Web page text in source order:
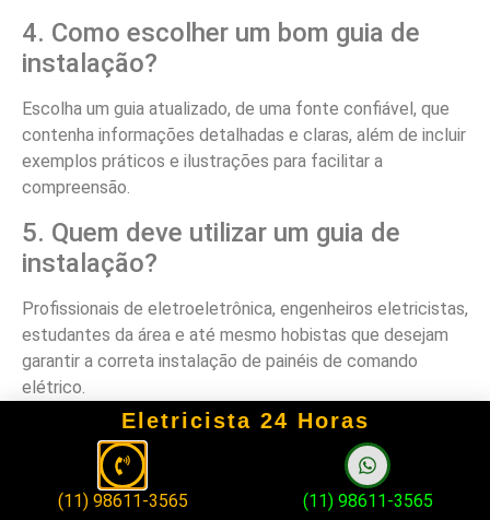
4. Como escolher um bom guia de
instalação?
Escolha um guia atualizado, de uma fonte confiável, que
contenha informações detalhadas e claras, além de incluir
exemplos práticos e ilustrações para facilitar a
compreensão.
5. Quem deve utilizar um guia de
instalação?
Profissionais de eletroeletrônica, engenheiros eletricistas,
estudantes da área e até mesmo hobistas que desejam
garantir a correta instalação de painéis de comando
elétrico.
6. O que pode acontecer se eu não
seguir o guia de instalação?
A instalação incorreta pode levar a falhas no
Eletricista 24 Horas
(11) 98611-3565 (11) 98611-3565